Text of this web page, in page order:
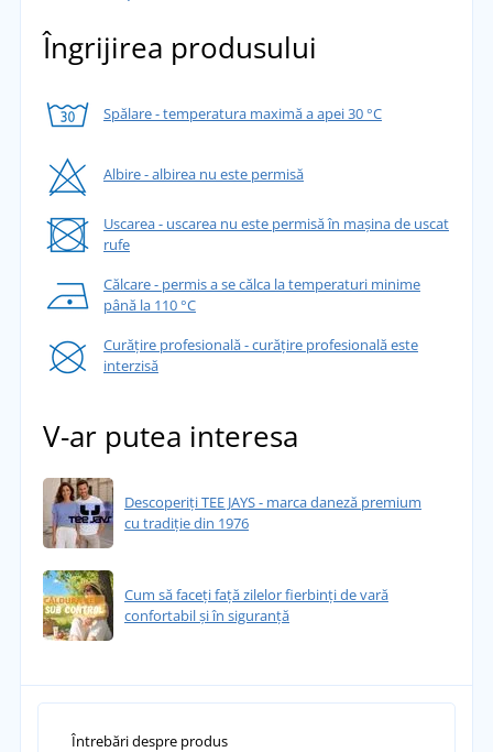
Îngrijirea produsului
Spălare - temperatura maximă a apei 30 °C
Albire - albirea nu este permisă
Uscarea - uscarea nu este permisă în mașina de uscat
rufe
Călcare - permis a se călca la temperaturi minime
până la 110 °C
Curățire profesională - curățire profesională este
interzisă
V-ar putea interesa
Descoperiți TEE JAYS - marca daneză premium
cu tradiție din 1976
Cum să faceți față zilelor fierbinți de vară
confortabil și în siguranță
Întrebări despre produs